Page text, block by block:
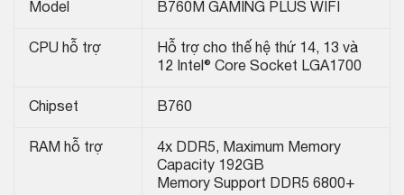
Model B760M GAMING PLUS WIFI
CPU hỗ trợ
Hỗ trợ cho thế hệ thứ 14, 13 và
12 Intel® Core Socket LGA1700
Chipset B760
RAM hỗ trợ
4x DDR5, Maximum Memory
Capacity 192GB
Memory Support DDR5 6800+